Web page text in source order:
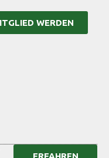
WERDEN
ERFAHREN